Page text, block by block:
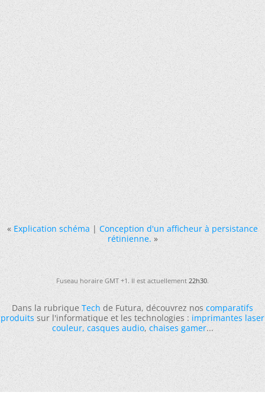
« Explication schéma|Conception d'un afficheur à persistance
rétinienne. »
Fuseau horaire GMT +1. Il est actuellement22h30.
Dans la rubriqueTechde Futura, découvrez noscomparatifs
produitssur l'informatique et les technologies :imprimantes laser
couleur,casques audio,chaises gamer...